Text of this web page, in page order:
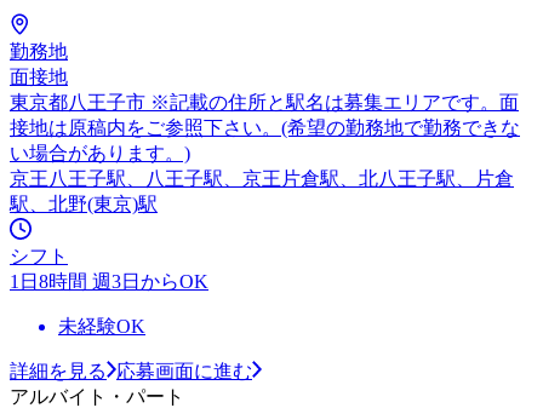
勤務地
面接地
東京都八王子市 ※記載の住所と駅名は募集エリアです。面
接地は原稿内をご参照下さい。(希望の勤務地で勤務できな
い場合があります。)
京王八王子駅、八王子駅、京王片倉駅、北八王子駅、片倉
駅、北野(東京)駅
シフト
1日8時間 週3日からOK
未経験OK
詳細を見る
応募画面に進む
アルバイト・パート